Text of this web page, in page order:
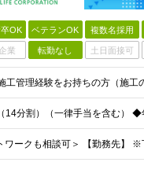
OK ベテランOK 複数名採用
業 転勤なし 土日面接可